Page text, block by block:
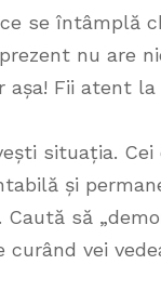
se întâmplă
nu are
Fii atent
situația.
și
să
vei